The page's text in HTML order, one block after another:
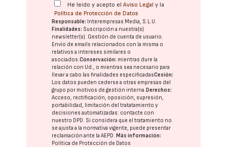
He leído y acepto elAviso Legal y la
Política de Protección de Datos
Responsable: Interempresas Media, S.L.U.
Finalidades: Suscripción a nuestra(s)
newsletter(s). Gestión de cuenta de usuario.
Envío de emails relacionados con la misma o
relativos a intereses similares o
asociados.Conservación: mientras dure la
relación con Ud., o mientras sea necesario para
llevar a cabo las finalidades especificadasCesión:
Los datos pueden cederse a otras empresas del
grupo por motivos de gestión interna.Derechos:
Acceso, rectificación, oposición, supresión,
portabilidad, limitación del tratatamiento y
decisiones automatizadas: contacte con
nuestro DPD. Si considera que el tratamiento no
se ajusta a la normativa vigente, puede presentar
reclamación ante laAEPD.Más información:
Política de Protección de Datos